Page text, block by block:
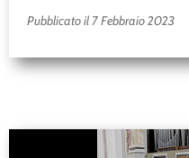
Pubblicato il 7 Febbraio 2023